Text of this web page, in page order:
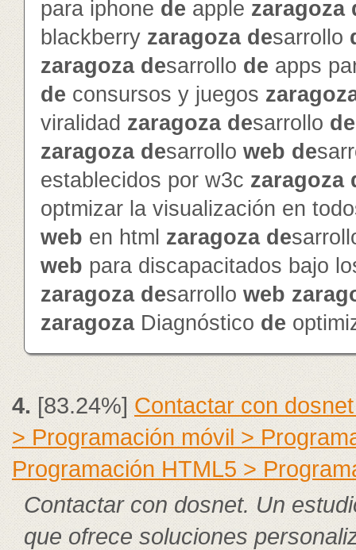
para iphone de apple zaragoza
blackberry zaragoza desarrollo
zaragoza desarrollo de apps
de consursos y juegos
viralidad zaragoza desarrollo de
zaragoza desarrollo web de
establecidos por w3c zaragoza
optmizar la visualización en
web en html zaragoza de
web para discapacitados bajo
zaragoza desarrollo web
zaragozaDiagnóstico de
4.[83.24%] Contactar con
> Programación móvil >
Programación HTML5 >
Contactar con dosnet. Un
que ofrece soluciones